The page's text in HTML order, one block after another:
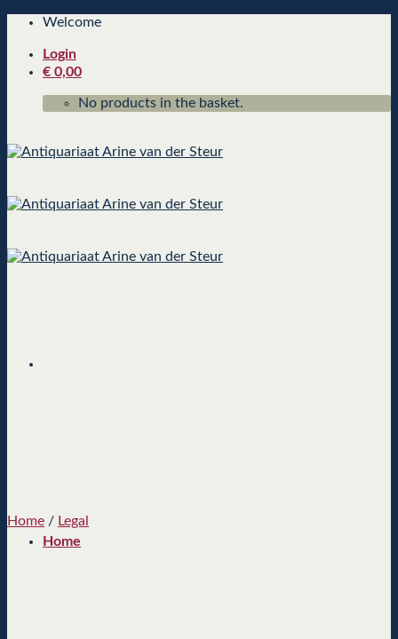
Skip
content
Welcome
Login
€ 0,00
No products in the basket.
Home
Home / Legal